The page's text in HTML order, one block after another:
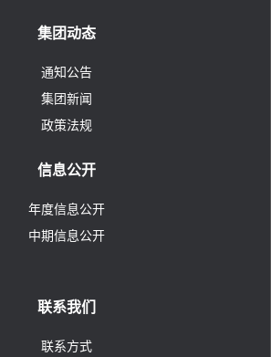
集团动态
通知公告
集团新闻
政策法规
信息公开
年度信息公开
中期信息公开
联系我们
联系方式